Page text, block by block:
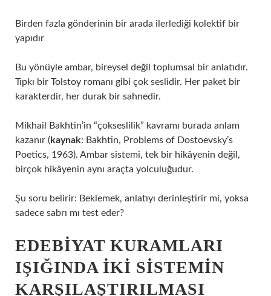
Birden fazla gönderinin bir arada ilerlediği kolektif bir
yapıdır
Bu yönüyle ambar, bireysel değil toplumsal bir anlatıdır.
Tıpkı bir Tolstoy romanı gibi çok seslidir. Her paket bir
karakterdir, her durak bir sahnedir.
Mikhail Bakhtin’in “çokseslilik” kavramı burada anlam
kazanır (kaynak: Bakhtin, Problems of Dostoevsky’s
Poetics, 1963). Ambar sistemi, tek bir hikâyenin değil,
birçok hikâyenin aynı araçta yolculuğudur.
Şu soru belirir: Beklemek, anlatıyı derinleştirir mi, yoksa
sadece sabrı mı test eder?
EDEBIYAT KURAMLARI
IŞIĞINDA IKI SISTEMIN
KARŞILAŞTIRILMASI